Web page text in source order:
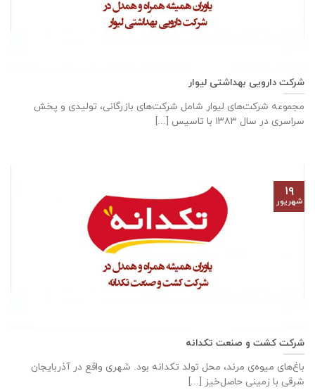
شرکت دارویی بهداشتی لیوار
مجموعه شرکت‌های لیوار شامل شرکت‌های بازرگانی، تولیدی و پخش
سراسری در سال ۱۳۸۳ با تاسیس [...]
شرکت کشت و صنعت تکدانه
باغ‌های میوه‌ی مرند، محل تولد تکدانه بود. شهری واقع در آذربایجان
شرقی با زمینی حاصل‌خیز [...]
۱۹
شهریور